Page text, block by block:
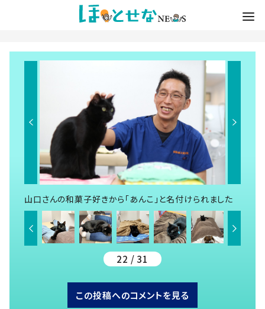
山口さんの和菓子好きから「あんこ」と名付けられました
22 / 31
この投稿へのコメントを見る